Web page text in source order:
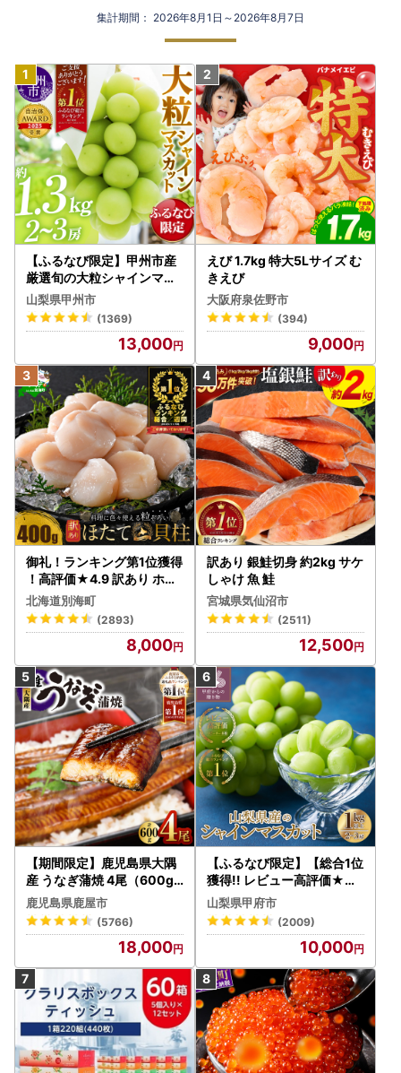
集計期間： 2026年8月1日～2026年8月7日
【ふるなび限定】甲州市産
厳選旬の大粒シャインマス
カット 約1.3kg 2～3房【2
026年発送】（MG）B12-
472 FN-Limited-VO シャ
インマスカット フルーツ
山梨県甲州市
(1369)
13,000
えび 1.7kg 特大5Lサイズ む
きえび
大阪府泉佐野市
(394)
9,000
御礼！ランキング第1位獲得
！高評価★4.9 訳あり ホタ
テ 400g（ほたて 帆立 貝柱
冷凍 ）
北海道別海町
(2893)
8,000
訳あり 銀鮭切身 約2kg サケ
しゃけ 魚 鮭
宮城県気仙沼市
(2511)
12,500
【期間限定】鹿児島県大隅
産 うなぎ蒲焼 4尾（600g
） KN007-004-04-cp18
うなぎ 鰻 魚 惣菜 総菜
鹿児島県鹿屋市
(5766)
18,000
【ふるなび限定】【総合1位
獲得!! レビュー高評価★】
〈2026年度配送分〉山梨
県産 シャインマスカット 2
～3房（1.0kg以上）シャイ
ン フルーツ FN-Limited-S
P
山梨県甲府市
(2009)
10,000